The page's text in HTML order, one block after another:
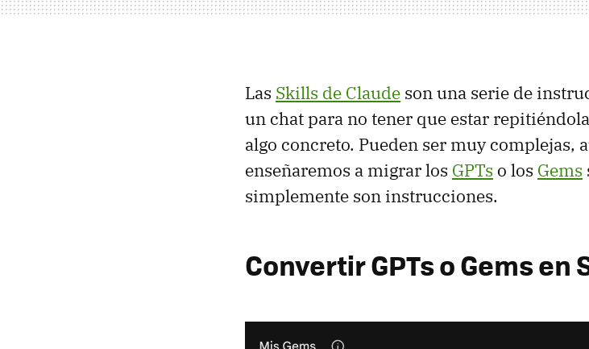
Las Skills de Claude son una serie de
un chat para no tener que estar
algo concreto. Pueden ser muy complejas,
enseñaremos a migrar los GPTs o los Gems
simplemente son instrucciones.
Convertir GPTs o Gems en